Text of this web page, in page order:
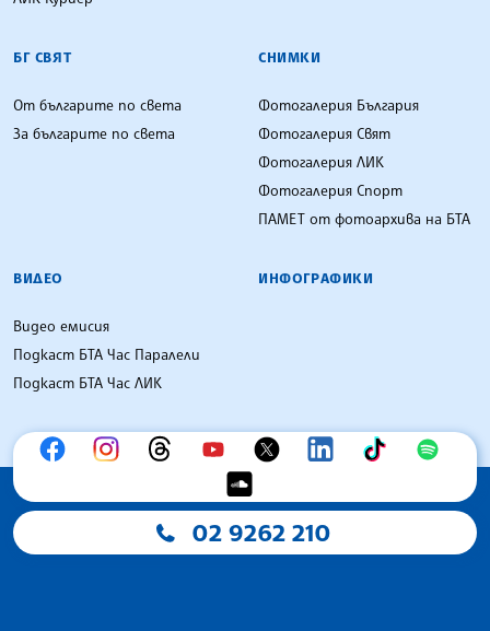
БГ СВЯТ
От българите по света
За българите по света
СНИМКИ
Фотогалерия България
Фотогалерия Свят
Фотогалерия ЛИК
Фотогалерия Спорт
ПАМЕТ от фотоархива на БТА
ВИДЕО
Видео емисия
Подкаст БТА Час Паралели
Подкаст БТА Час ЛИК
ИНФОГРАФИКИ
02 9262 210